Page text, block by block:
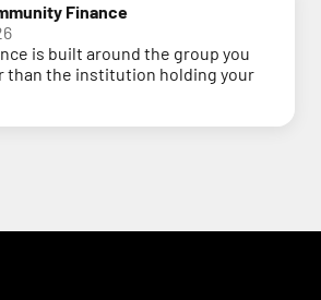
Finance
is built around the group you
than the institution holding your